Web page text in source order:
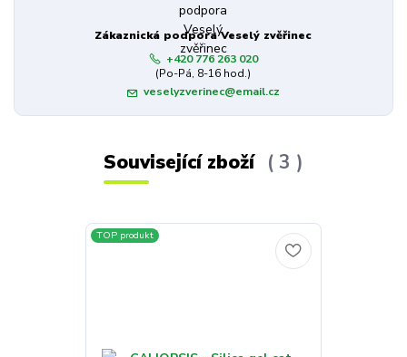
Zákaznická podpora Veselý zvěřinec
+420 776 263 020
(Po-Pá, 8-16 hod.)
veselyzverinec@email.cz
Související zboží 3
TOP produkt